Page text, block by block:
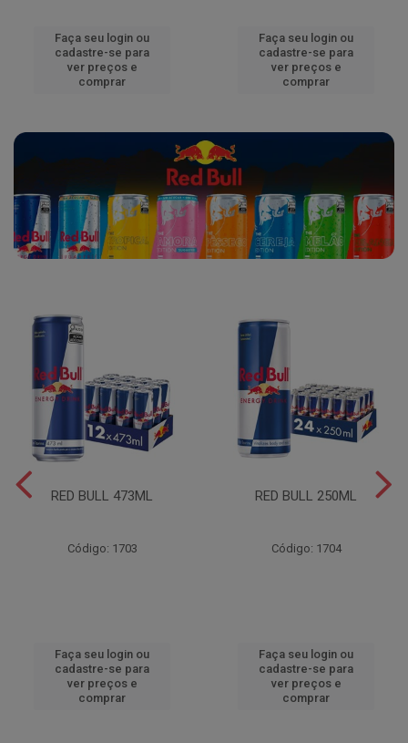
Faça seu login ou
cadastre-se para
ver preços e
comprar
Faça seu login ou
cadastre-se para
ver preços e
comprar
RED BULL 473ML
Código: 1703
Faça seu login ou
cadastre-se para
ver preços e
comprar
RED BULL 250ML
Código: 1704
Faça seu login ou
cadastre-se para
ver preços e
comprar